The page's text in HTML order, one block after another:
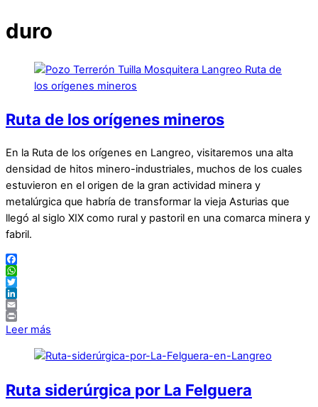
duro
Ruta de los orígenes mineros
En la Ruta de los orígenes en Langreo, visitaremos una alta
densidad de hitos minero-industriales, muchos de los cuales
estuvieron en el origen de la gran actividad minera y
metalúrgica que habría de transformar la vieja Asturias que
llegó al siglo XIX como rural y pastoril en una comarca minera y
fabril.
Facebook
WhatsApp
Twitter
LinkedIn
Email
Print
Leer más
Ruta siderúrgica por La Felguera